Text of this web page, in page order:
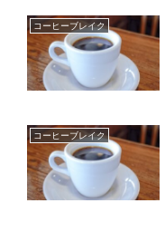
コーヒーブレイク
コーヒーブレイク